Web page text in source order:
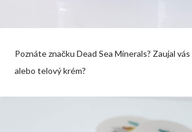
Poznáte značku Dead Sea Minerals? Zaujal
alebo telový krém?